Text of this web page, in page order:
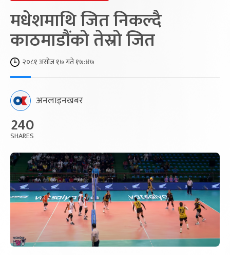
मधेशमाथि जित निकल्दै
काठमाडौंको तेस्रो जित
२०८१ असोज १७ गते १७:४७
अनलाइनखबर
240
SHARES